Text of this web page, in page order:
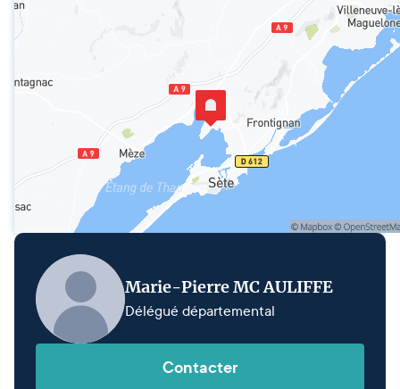
Marie-Pierre MC AULIFFE
Délégué départemental
Contacter